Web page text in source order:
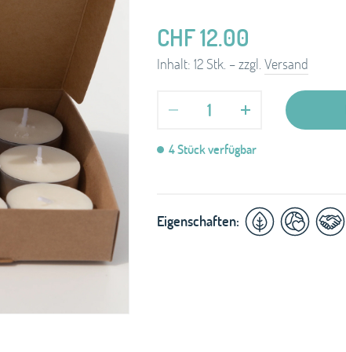
CHF12.00
Inhalt: 12 Stk. –zzgl. Versand
Anzahl
4 Stück verfügbar
Eigenschaften: